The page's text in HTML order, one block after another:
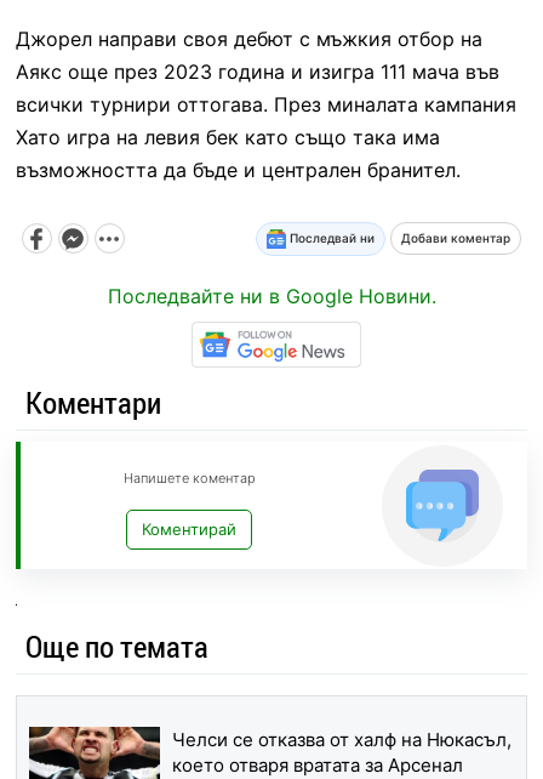
Джорел направи своя дебют с мъжкия отбор на
Аякс още през 2023 година и изигра 111 мача във
всички турнири оттогава. През миналата кампания
Хато игра на левия бек като също така има
възможността да бъде и централен бранител.
Последвай ни Добави коментар
Последвайте ни в Google Новини.
Коментари
Напишете коментар
Коментирай
Още по темата
Челси се отказва от халф на Нюкасъл,
което отваря вратата за Арсенал